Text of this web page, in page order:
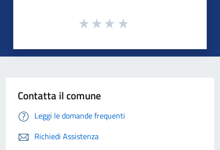
Contatta il comune
Leggi le domande frequenti
Richiedi Assistenza